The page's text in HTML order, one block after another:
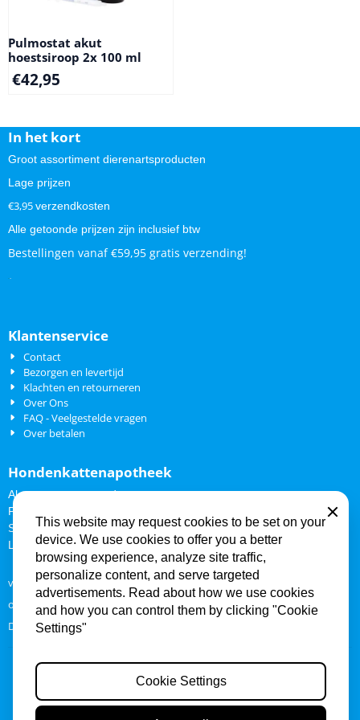
Pulmostat akut
hoestsiroop 2x 100 ml
€42,95
In het kort
Groot assortiment dierenartsproducten
Lage prijzen
€3,95verzendkosten
Alle getoonde prijzen zijn inclusief btw
Bestellingen vanaf €59,95 gratis verzending!
Klantenservice
Contact
Bezorgen en levertijd
Klachten en retourneren
Over Ons
FAQ - Veelgestelde vragen
Over betalen
Hondenkattenapotheek
Algemene voorwaarden
Privacy Policy
Sitemap
Links
vlooien en teken middelen hond en kat
ontwormen hond en kat
Dieren medicatie en hulpmiddelen
De waardering van www.hondenkattenapotheek.nl bij
WebwinkelKeur
is 9.2/10 gebaseerd op 109 reviews.
© 2019 Hondenkattenapotheek|Gemaakt met hetShoptrader
This website may request cookies to be set on your
device. We use cookies to offer you a better
browsing experience, analyze site traffic,
personalize content, and serve targeted
advertisements. Read about how we use cookies
and how you can control them by clicking "Cookie
Settings"
Close
Cookie Settings